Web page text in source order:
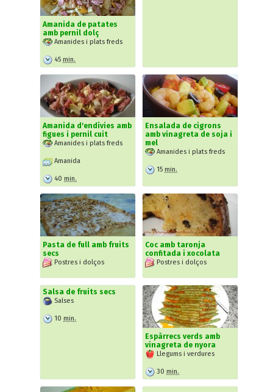
Amanida de patates
amb pernil dolç
Amanides i plats freds
45 min.
Amanida d'endívies amb
figues i pernil cuit
Amanides i plats freds
Amanida
40 min.
Ensalada de cigrons
amb vinagreta de soja i
mel
Amanides i plats freds
15 min.
Pasta de full amb fruits
secs
Postres i dolços
Coc amb taronja
confitada i xocolata
Postres i dolços
Salsa de fruits secs
Salses
10 min.
Espàrrecs verds amb
vinagreta de nyora
Llegums i verdures
30 min.